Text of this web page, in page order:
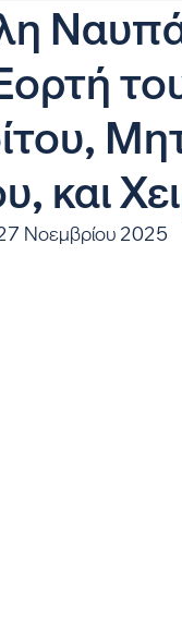
και
Νοεμβρίου 2025